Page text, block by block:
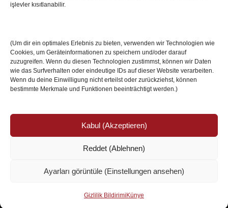
işlevler kısıtlanabilir.
(Um dir ein optimales Erlebnis zu bieten, verwenden wir Technologien wie
Cookies, um Geräteinformationen zu speichern und/oder darauf
zuzugreifen. Wenn du diesen Technologien zustimmst, können wir Daten
wie das Surfverhalten oder eindeutige IDs auf dieser Website verarbeiten.
Wenn du deine Einwilligung nicht erteilst oder zurückziehst, können
bestimmte Merkmale und Funktionen beeinträchtigt werden.)
Kabul (Akzeptieren)
Reddet (Ablehnen)
Ayarları görüntüle (Einstellungen ansehen)
Gizlilik Bildirimi Künye
17 Nis 2026
© Copyright 2024 /Impressum/Site sahibi